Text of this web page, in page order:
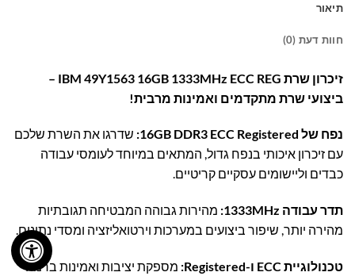
תיאור
חוות דעת (0)
זיכרון שרת IBM 49Y1563 16GB 1333MHz ECC REG –
ביצועי שרת מתקדמים ואמינות מרבית!
נפח של 16GB DDR3 ECC Registered:
שדרגו את השרת שלכם
עם זיכרון איכותי בנפח גדול, המתאים במיוחד לעומסי עבודה
כבדים וליישומים עסקיים קריטיים.
תדר עבודה 1333MHz:
מהירות גבוהה המבטיחה תגובתיות
מהירה יותר, שיפור ביצועים במערכות וירטואליזציה ומסדי נתונים.
טכנולוגיית ECC ו-Registered:
מספקת יציבות ואמינות ברמה